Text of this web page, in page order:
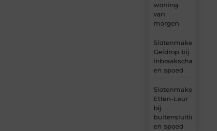
woning
van
morgen
Slotenmaker
Geldrop bij
inbraakschade
en spoed
Slotenmaker
Etten-Leur
bij
buitensluiting
en spoed